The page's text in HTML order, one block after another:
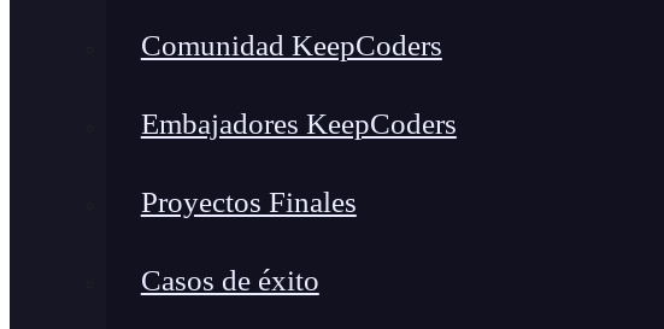
Comunidad KeepCoders
Embajadores KeepCoders
Proyectos Finales
Casos de éxito